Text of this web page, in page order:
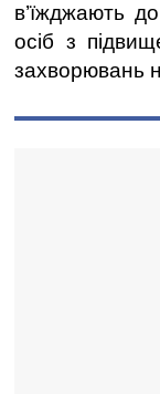
в’їжджають
осіб з
захворювань